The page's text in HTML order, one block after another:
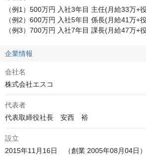
（例1）500万円 入社3年目 主任(月給33万+
（例2）600万円 入社5年目 係長(月給41万+
（例3）700万円 入社7年目 課長(月給47万+
企業情報
会社名
株式会社エスコ
代表者
代表取締役社長　安西　裕
設立
2015年11月16日　（創業 2005年08月04日）